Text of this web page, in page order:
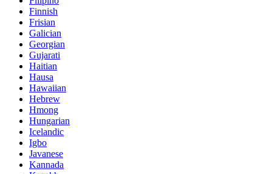
Finnish
Frisian
Galician
Georgian
Gujarati
Haitian
Hausa
Hawaiian
Hebrew
Hmong
Hungarian
Icelandic
Igbo
Javanese
Kannada